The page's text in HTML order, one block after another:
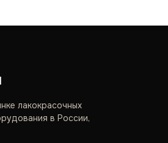
лакокрасочных
в России,